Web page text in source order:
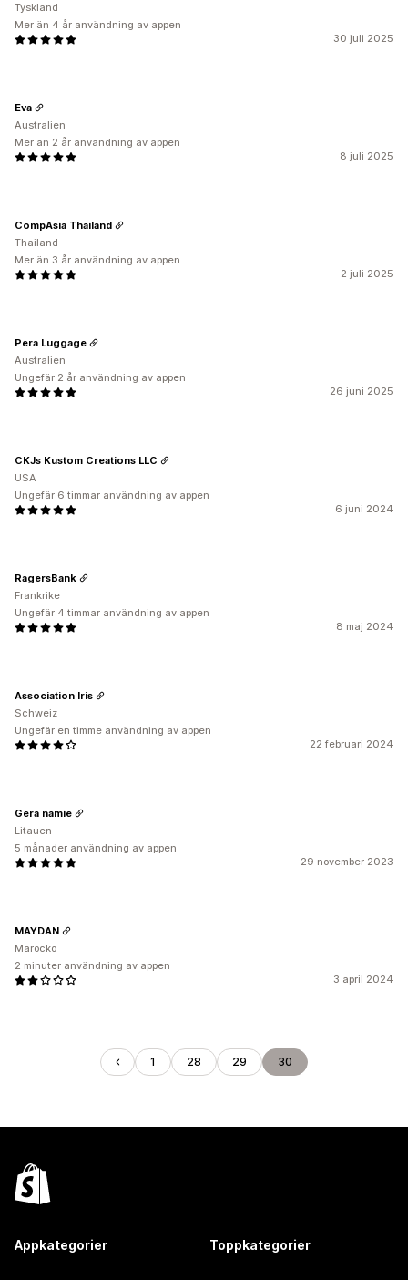
30 juli 2025
Tyskland
Mer än 4 år användning av appen
8 juli 2025
Eva
Australien
Mer än 2 år användning av appen
2 juli 2025
CompAsia Thailand
Thailand
Mer än 3 år användning av appen
26 juni 2025
Pera Luggage
Australien
Ungefär 2 år användning av appen
6 juni 2024
CKJs Kustom Creations LLC
USA
Ungefär 6 timmar användning av appen
8 maj 2024
RagersBank
Frankrike
Ungefär 4 timmar användning av appen
22 februari 2024
Association Iris
Schweiz
Ungefär en timme användning av appen
29 november 2023
Gera namie
Litauen
5 månader användning av appen
3 april 2024
MAYDAN
Marocko
2 minuter användning av appen
1 28 29 30
Appkategorier Toppkategorier